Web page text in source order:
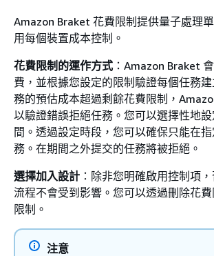
Amazon Braket 花費限制提供量子處理
用每個裝置成本控制。
花費限制的運作方式 ：Amazon Braket
費，並根據您設定的限制驗證每個任務
務的預估成本超過剩餘花費限制，
以驗證錯誤拒絕任務。您可以選擇性地
間。透過設定時段，您可以確保只能在
務。在期間之外提交的任務將被拒絕。
選擇加入設計 ：除非您明確啟用控制項
流程不會受到影響。您可以透過刪除花
限制。
注意